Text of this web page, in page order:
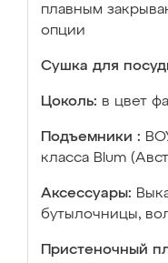
плавным
опции
Сушка для
Цоколь: в цвет
Подъемники :
класса Blum
Аксессуары:
бутылочницы,
Пристеночный